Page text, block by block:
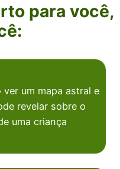
para você,
um mapa astral e
revelar sobre o
uma criança